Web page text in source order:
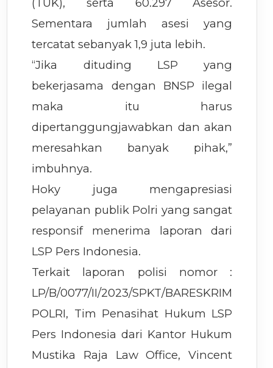
(TUK), serta 60.297 Asesor.
Sementara jumlah asesi yang
tercatat sebanyak 1,9 juta lebih.
“Jika dituding LSP yang
bekerjasama dengan BNSP ilegal
maka itu harus
dipertanggungjawabkan dan akan
meresahkan banyak pihak,”
imbuhnya.
Hoky juga mengapresiasi
pelayanan publik Polri yang sangat
responsif menerima laporan dari
LSP Pers Indonesia.
Terkait laporan polisi nomor :
LP/B/0077/II/2023/SPKT/BARESKRIM
POLRI, Tim Penasihat Hukum LSP
Pers Indonesia dari Kantor Hukum
Mustika Raja Law Office, Vincent